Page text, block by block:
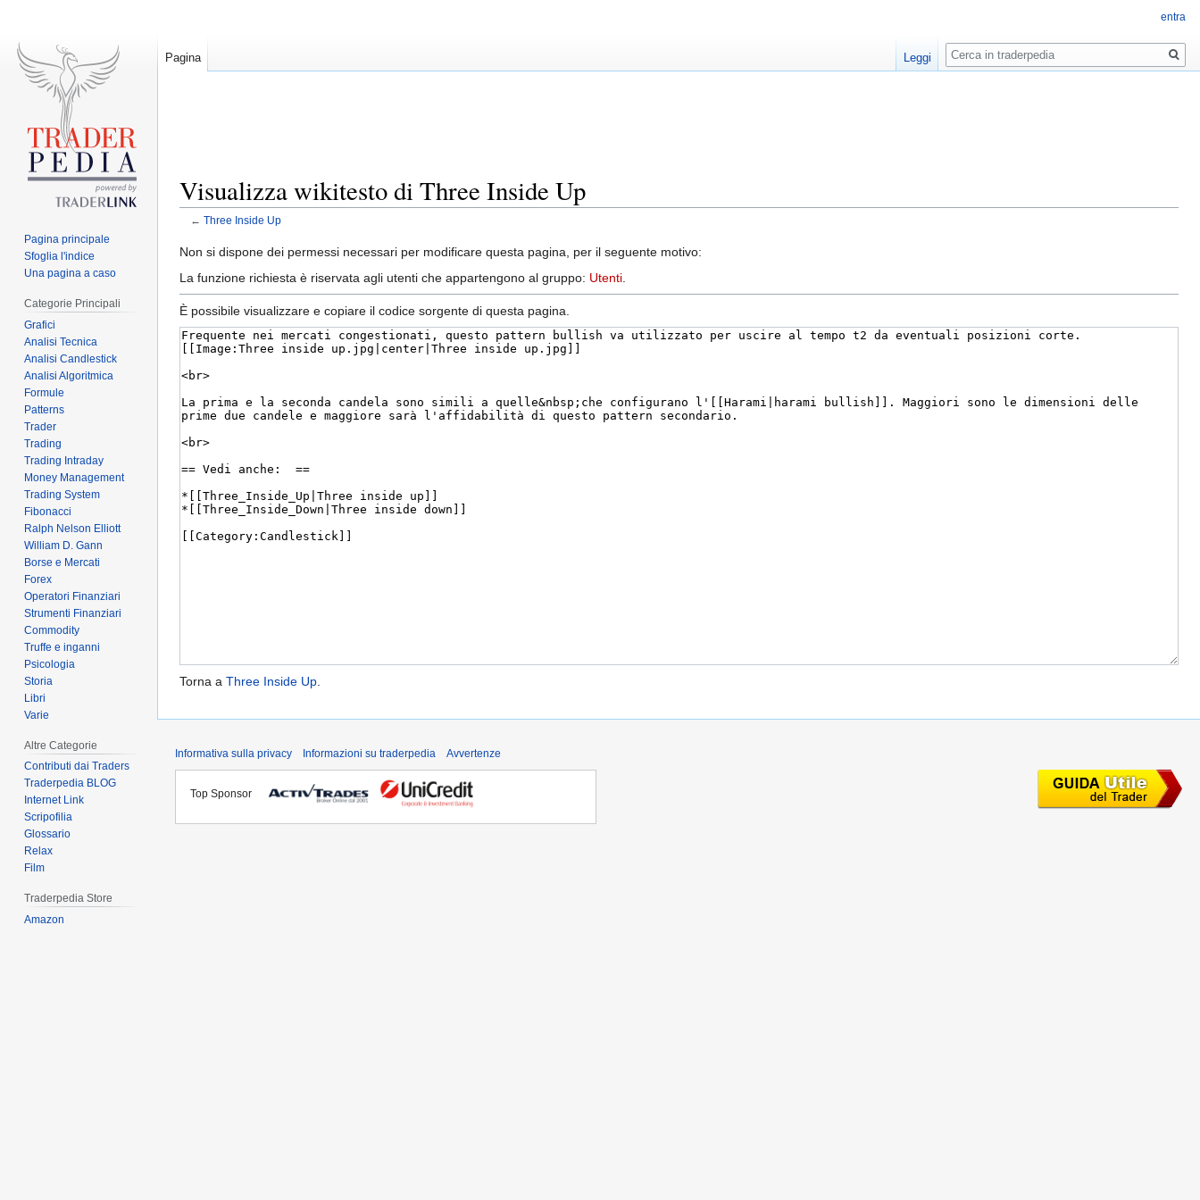
Visualizza wikitesto di Three Inside Up
← Three Inside Up
Jump
to
Jump
to
Non si dispone dei permessi necessari per modificare questa pagina, per il seguente motivo:
La funzione richiesta è riservata agli utenti che appartengono al gruppo: Utenti
È possibile visualizzare e copiare il codice sorgente di questa pagina.
Torna a Three Inside Up.
entra
Pagina Leggi
Ricerca
Pagina principale
Sfoglia l'indice
Una pagina a caso
Categorie Principali
Grafici
Analisi Tecnica
Analisi Candlestick
Analisi Algoritmica
Formule
Patterns
Trader
Trading
Trading Intraday
Money Management
Trading System
Fibonacci
Ralph Nelson Elliott
William D. Gann
Borse e Mercati
Forex
Operatori Finanziari
Strumenti Finanziari
Commodity
Truffe e inganni
Psicologia
Storia
Libri
Varie
Altre Categorie
Contributi dai Traders
Traderpedia BLOG
Internet Link
Scripofilia
Glossario
Relax
Film
Traderpedia Store
Amazon
Informativa sulla privacy Informazioni su traderpedia Avvertenze
Top Sponsor